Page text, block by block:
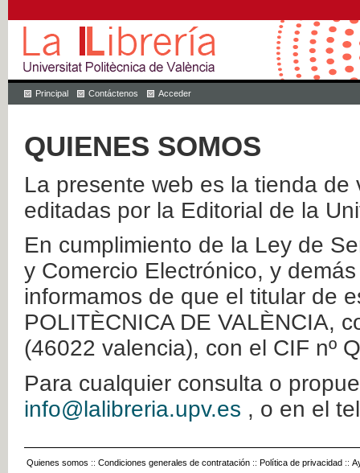
Principal Contáctenos Acceder
QUIENES SOMOS
La presente web es la tienda
editadas por la Editorial de la
En cumplimiento de la Ley de
y Comercio Electrónico, y
informamos de que el titular de
POLITÈCNICA DE VALÈNCIA,
(46022 valencia), con el CIF nº
Para cualquier consulta o
info@lalibreria.upv.es , o en el
Quienes somos :: Condiciones generales de contratación :: Política de privacidad ::